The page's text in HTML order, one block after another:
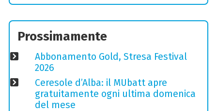
Prossimamente
Abbonamento Gold, Stresa Festival
2026
Ceresole d’Alba: il MUbatt apre
gratuitamente ogni ultima domenica
del mese